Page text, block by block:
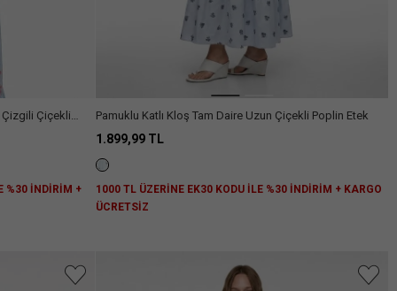
Çizgili Çiçekli
%30 İNDİRİM +
Pamuklu Katlı Kloş Tam Daire Uzun Çiçekli Poplin Etek
1.899,99 TL
1000 TL ÜZERİNE EK30 KODU İLE %30 İNDİRİM + KARGO
ÜCRETSİZ